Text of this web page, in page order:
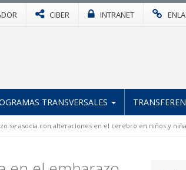
CIBER INTRANET
TRANSVERSALES
se asocia con alteraciones en el cerebro en niños y